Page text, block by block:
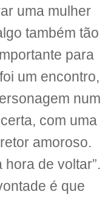
uma mulher
também tão
para
um encontro,
num
com uma
amoroso.
hora de voltar”.
é que